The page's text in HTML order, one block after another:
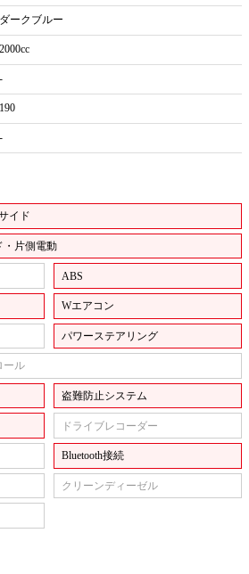
ダークブルー
2000cc
-
190
-
イド
・片側電動
ABS
Wエアコン
パワーステアリング
ール
盗難防止システム
ドライブレコーダー
Bluetooth接続
クリーンディーゼル